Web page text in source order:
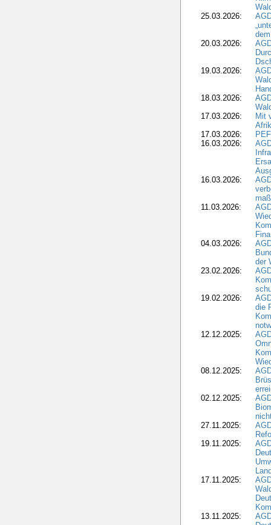
25.03.2026:
20.03.2026:
19.03.2026:
18.03.2026:
17.03.2026:
Mit
17.03.2026:
16.03.2026:
16.03.2026:
11.03.2026:
04.03.2026:
der
23.02.2026:
19.02.2026:
die
12.12.2025:
08.12.2025:
02.12.2025:
27.11.2025:
19.11.2025:
17.11.2025:
13.11.2025: